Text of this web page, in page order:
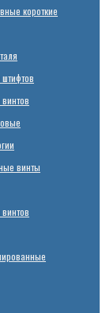
короткие
винты